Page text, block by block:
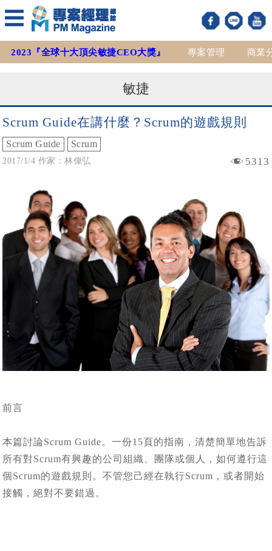
2023『全球十大頂尖敏捷CEO大獎』 專案管理 商業
敏捷
Scrum Guide在講什麼？Scrum的遊戲規則
Scrum Guide Scrum
2017/1/4 作家：林偉弘 5313
前言
本篇討論Scrum Guide。一份15頁的指南，清楚簡單地告訴
所有對Scrum有興趣的公司組織、團隊或個人，如何遵行這
個Scrum的遊戲規則。不管您己經在執行Scrum，或者開始
接觸，絕對不要錯過。